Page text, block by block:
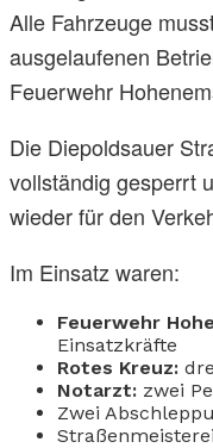
Alle Fahrzeuge
ausgelaufenen
Feuerwehr
Die Diepoldsauer
vollständig gesperrt
wieder für den
Im Einsatz waren:
Feuerwehr
Einsatzkräfte
Rotes Kreuz:
Notarzt: zwei
Zwei